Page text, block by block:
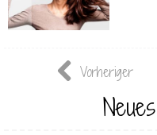
Vorheriger